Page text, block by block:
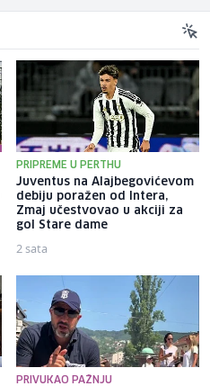
PRIPREME U PERTHU
Juventus na Alajbegovićevom
debiju poražen od Intera,
Zmaj učestvovao u akciji za
gol Stare dame
2 sata
PRIVUKAO PAŽNJU